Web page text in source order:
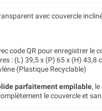
avec couvercle
code QR pour enregistrer le
: (L) 39,5 x (P) 65 x (H) 43,8
(Plastique Recyclable)
parfaitement empilable,
le couvercle et